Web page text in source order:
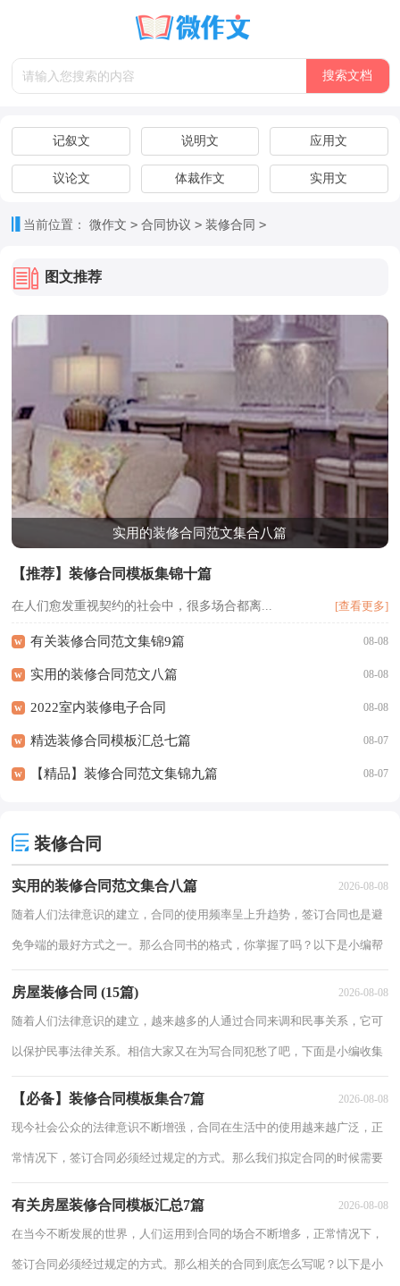
搜索文档
记叙文 说明文 应用文
议论文 体裁作文 实用文
当前位置： 微作文 > 合同协议 > 装修合同 >
图文推荐
实用的装修合同范文集合八篇
【推荐】装修合同模板集锦十篇
在人们愈发重视契约的社会中，很多场合都离... [查看更多]
w 有关装修合同范文集锦9篇 08-08
w 实用的装修合同范文八篇 08-08
w 2022室内装修电子合同 08-08
w 精选装修合同模板汇总七篇 08-07
w 【精品】装修合同范文集锦九篇 08-07
装修合同
实用的装修合同范文集合八篇 2026-08-08
随着人们法律意识的建立，合同的使用频率呈上升趋势，签订合同也是避
免争端的最好方式之一。那么合同书的格式，你掌握了吗？以下是小编帮
大家整理的装修合同8篇，仅供参考，欢迎大家阅读。装修合同 篇1甲方：
房屋装修合同 (15篇) 2026-08-08
随着人们法律意识的建立，越来越多的人通过合同来调和民事关系，它可
以保护民事法律关系。相信大家又在为写合同犯愁了吧，下面是小编收集
整理的房屋装修合同 ，供大家参考借鉴，希望可以帮助到有需要的朋友。
【必备】装修合同模板集合7篇 2026-08-08
现今社会公众的法律意识不断增强，合同在生活中的使用越来越广泛，正
常情况下，签订合同必须经过规定的方式。那么我们拟定合同的时候需要
注意什么问题呢？下面是小编精心整理的装修合同7篇，仅供参考，希望
有关房屋装修合同模板汇总7篇 2026-08-08
在当今不断发展的世界，人们运用到合同的场合不断增多，正常情况下，
签订合同必须经过规定的方式。那么相关的合同到底怎么写呢？以下是小